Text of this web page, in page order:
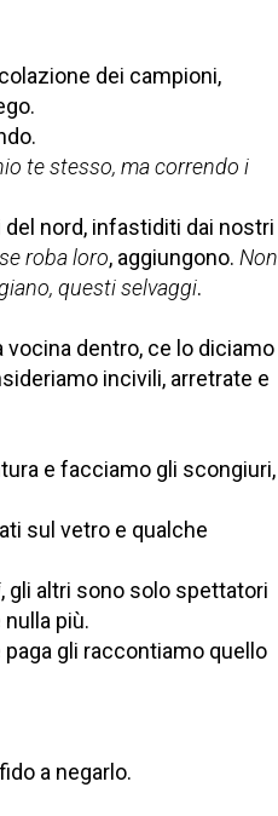
dei campioni,
te stesso, ma correndo i
nord, infastiditi dai nostri
roba loro, aggiungono. Non
questi selvaggi.
dentro, ce lo diciamo
incivili, arretrate e
e facciamo gli scongiuri,
sul vetro e qualche
, gli altri sono solo spettatori
più.
paga gli raccontiamo quello
a negarlo.